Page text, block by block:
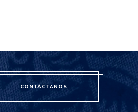
CONTÁCTANOS